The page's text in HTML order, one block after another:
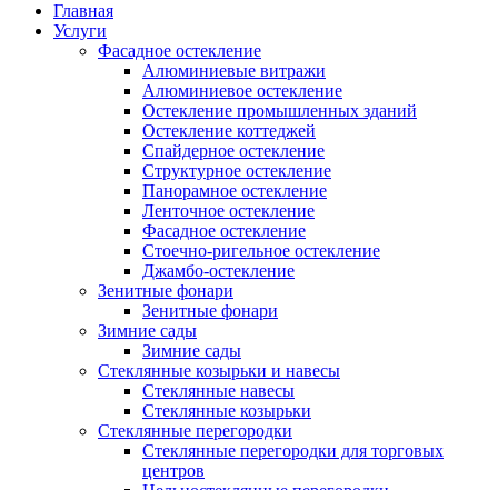
Главная
Услуги
Фасадное остекление
Алюминиевые витражи
Алюминиевое остекление
Остекление промышленных зданий
Остекление коттеджей
Спайдерное остекление
Структурное остекление
Панорамное остекление
Ленточное остекление
Фасадное остекление
Стоечно-ригельное остекление
Джамбо-остекление
Зенитные фонари
Зенитные фонари
Зимние сады
Зимние сады
Стеклянные козырьки и навесы
Стеклянные навесы
Стеклянные козырьки
Стеклянные перегородки
Стеклянные перегородки для торговых
центров